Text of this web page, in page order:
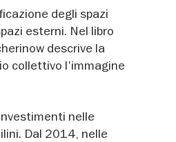
degli spazi
esterni. Nel libro
descrive la
collettivo l'immagine
nelle
Dal 2014, nelle